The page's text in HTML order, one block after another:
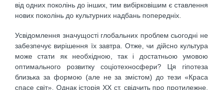
від одних поколінь до інших, тим вибірковішим є ставлення
нових поколінь до культурних надбань попередніх.
Усвідомлення значущості глобальних проблем сьогодні не
забезпечує вирішення їх завтра. Отже, чи дійсно культура
може стати як необхідною, так і достатньою умовою
оптимального розвитку соціотехносфери? Ця гіпотеза
близька за формою (але не за змістом) до тези «Краса
спасе світ». Однак історія XX ст. свідчить про протилежне.